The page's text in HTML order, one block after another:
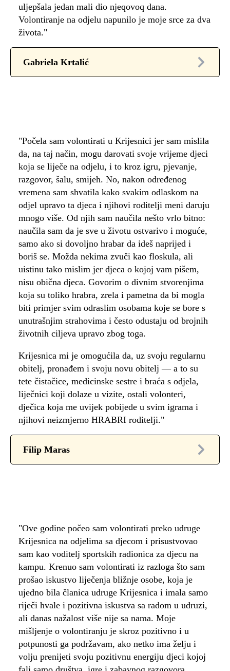
uljepšala jedan mali dio njeqovoq dana.
Volontiranje na odjelu napunilo je moje srce za dva
života."
Gabriela Krtalić
"Počela sam volontirati u Krijesnici jer sam mislila
da, na taj način, mogu darovati svoje vrijeme djeci
koja se liječe na odjelu, i to kroz igru, pjevanje,
razgovor, šalu, smijeh. No, nakon određenog
vremena sam shvatila kako svakim odlaskom na
odjel upravo ta djeca i njihovi roditelji meni daruju
mnogo više. Od njih sam naučila nešto vrlo bitno:
naučila sam da je sve u životu ostvarivo i moguće,
samo ako si dovoljno hrabar da ideš naprijed i
boriš se. Možda nekima zvuči kao floskula, ali
uistinu tako mislim jer djeca o kojoj vam pišem,
nisu obična djeca. Govorim o divnim stvorenjima
koja su toliko hrabra, zrela i pametna da bi mogla
biti primjer svim odraslim osobama koje se bore s
unutrašnjim strahovima i često odustaju od brojnih
životnih ciljeva upravo zbog toga.
Krijesnica mi je omogućila da, uz svoju regularnu
obitelj, pronađem i svoju novu obitelj — a to su
tete čistačice, medicinske sestre i braća s odjela,
liječnici koji dolaze u vizite, ostali volonteri,
dječica koja me uvijek pobijede u svim igrama i
njihovi neizmjerno HRABRI roditelji."
Filip Maras
"Ove godine počeo sam volontirati preko udruge
Krijesnica na odjelima sa djecom i prisustvovao
sam kao voditelj sportskih radionica za djecu na
kampu. Krenuo sam volontirati iz razloga što sam
prošao iskustvo liječenja bližnje osobe, koja je
ujedno bila članica udruge Krijesnica i imala samo
riječi hvale i pozitivna iskustva sa radom u udruzi,
ali danas nažalost više nije sa nama. Moje
mišljenje o volontiranju je skroz pozitivno i u
potpunosti ga podržavam, ako netko ima želju i
volju prenijeti svoju pozitivnu energiju djeci kojoj